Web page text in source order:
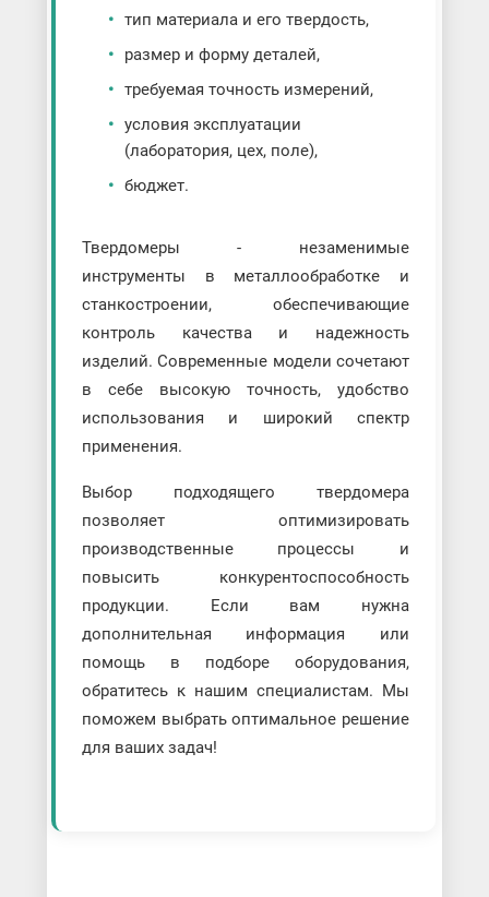
тип материала и его твердость,
размер и форму деталей,
требуемая точность измерений,
условия эксплуатации
(лаборатория, цех, поле),
бюджет.
Твердомеры - незаменимые
инструменты в металлообработке и
станкостроении, обеспечивающие
контроль качества и надежность
изделий. Современные модели сочетают
в себе высокую точность, удобство
использования и широкий спектр
применения.
Выбор подходящего твердомера
позволяет оптимизировать
производственные процессы и
повысить конкурентоспособность
продукции. Если вам нужна
дополнительная информация или
помощь в подборе оборудования,
обратитесь к нашим специалистам. Мы
поможем выбрать оптимальное решение
для ваших задач!